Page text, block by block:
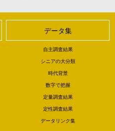
データ集
自主調査結果
シニアの大分類
時代背景
数字で把握
定量調査結果
定性調査結果
データリンク集